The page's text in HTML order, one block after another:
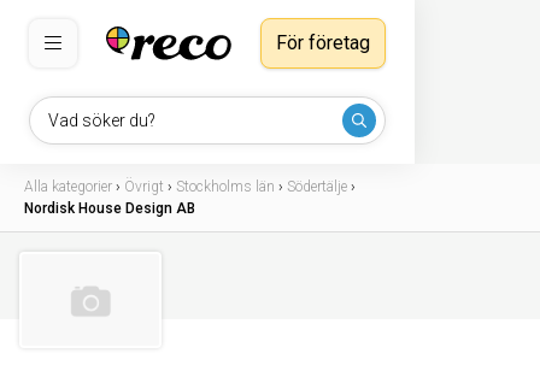
Vad söker du?
För företag
Alla kategorier › Övrigt › Stockholms län › Södertälje ›
Nordisk House Design AB